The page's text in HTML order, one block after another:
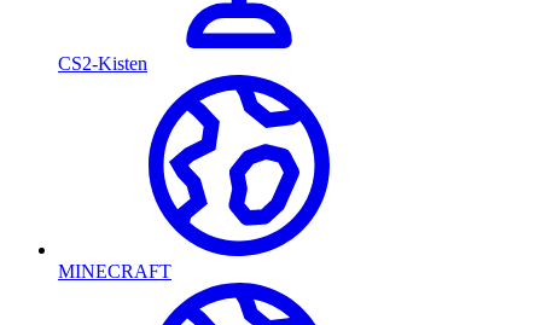
CS2-Kisten
MINECRAFT